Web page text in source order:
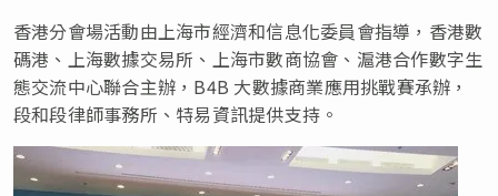
香港分會場活動由上海市經濟和信息化委員會指導，香港數
碼港、上海數據交易所、上海市數商協會、滬港合作數字生
態交流中心聯合主辦，B4B 大數據商業應用挑戰賽承辦，
段和段律師事務所、特易資訊提供支持。